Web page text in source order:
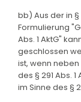
bb) Aus der in §
Formulierung
Abs. 1 AktG"
geschlossen
ist, wenn
des § 291 Abs.
im Sinne des §